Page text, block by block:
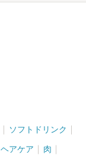
ソフトドリンク
ヘアケア 肉